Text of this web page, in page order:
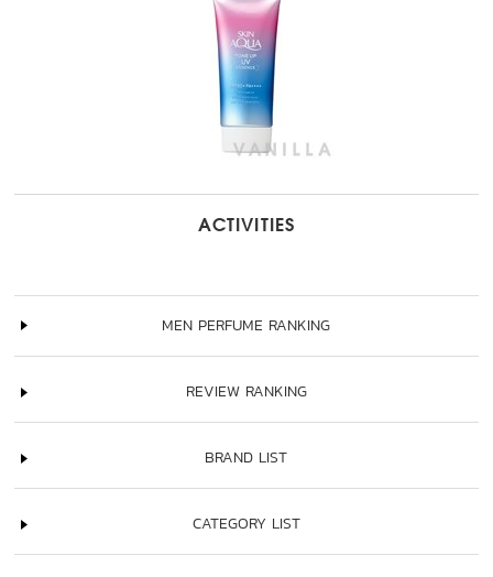
ACTIVITIES
MEN PERFUME RANKING
REVIEW RANKING
BRAND LIST
CATEGORY LIST